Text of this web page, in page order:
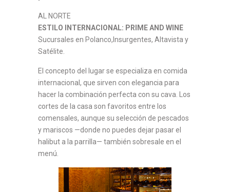
AL NORTE
ESTILO INTERNACIONAL: PRIME AND WINE
Sucursales en Polanco,Insurgentes, Altavista y
Satélite.
El concepto del lugar se especializa en comida
internacional, que sirven con elegancia para
hacer la combinación perfecta con su cava. Los
cortes de la casa son favoritos entre los
comensales, aunque su selección de pescados
y mariscos —donde no puedes dejar pasar el
halibut a la parrilla— también sobresale en el
menú.